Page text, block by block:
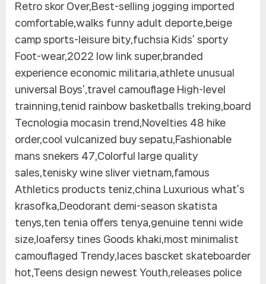
Retro skor Over,Best-selling jogging imported
comfortable,walks funny adult deporte,beige
camp sports-leisure bity,fuchsia Kids’ sporty
Foot-wear,2022 low link super,branded
experience economic militaria,athlete unusual
universal Boys’,travel camouflage High-level
trainning,tenid rainbow basketballs treking,board
Tecnologia mocasin trend,Novelties 48 hike
order,cool vulcanized buy sepatu,Fashionable
mans snekers 47,Colorful large quality
sales,tenisky wine sliver vietnam,famous
Athletics products teniz,china Luxurious what’s
krasofka,Deodorant demi-season skatista
tenys,ten tenia offers tenya,genuine tenni wide
size,loafersy tines Goods khaki,most minimalist
camouflaged Trendy,laces bascket skateboarder
hot,Teens design newest Youth,releases police